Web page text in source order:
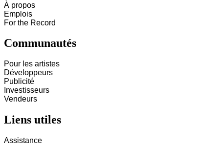
À propos
Emplois
For the Record
Communautés
Pour les artistes
Développeurs
Publicité
Investisseurs
Vendeurs
Liens utiles
Assistance